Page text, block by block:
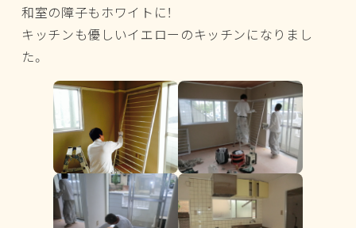
和室の障子もホワイトに！
キッチンも優しいイエローのキッチンになりまし
た。